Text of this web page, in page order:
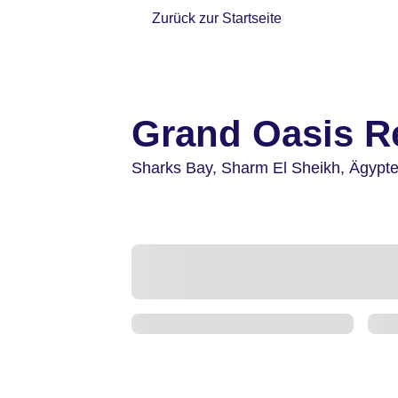
Zurück zur Startseite
Grand Oasis
Sharks Bay, Sharm El Sheikh,